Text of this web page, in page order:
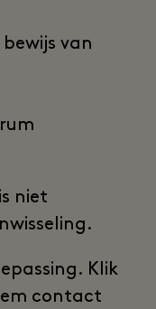
van
niet
Klik
contact